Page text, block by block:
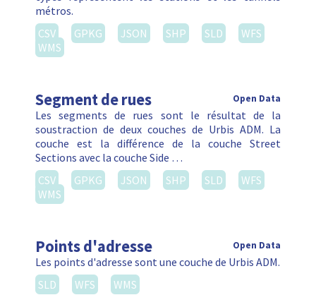
métros.
CSV
GPKG JSON SHP SLD
WFS
WMS
Segment de rues Open Data
Les segments de rues sont le résultat de la
soustraction de deux couches de Urbis ADM. La
couche est la différence de la couche Street
Sections avec la couche Side …
CSV
GPKG JSON SHP SLD
WFS
WMS
Points d'adresse Open Data
Les points d'adresse sont une couche de Urbis ADM.
SLD
WFS WMS